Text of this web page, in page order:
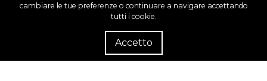
cambiare le tue preferenze o continuare a navigare accettando
tutti i cookie.
Accetto